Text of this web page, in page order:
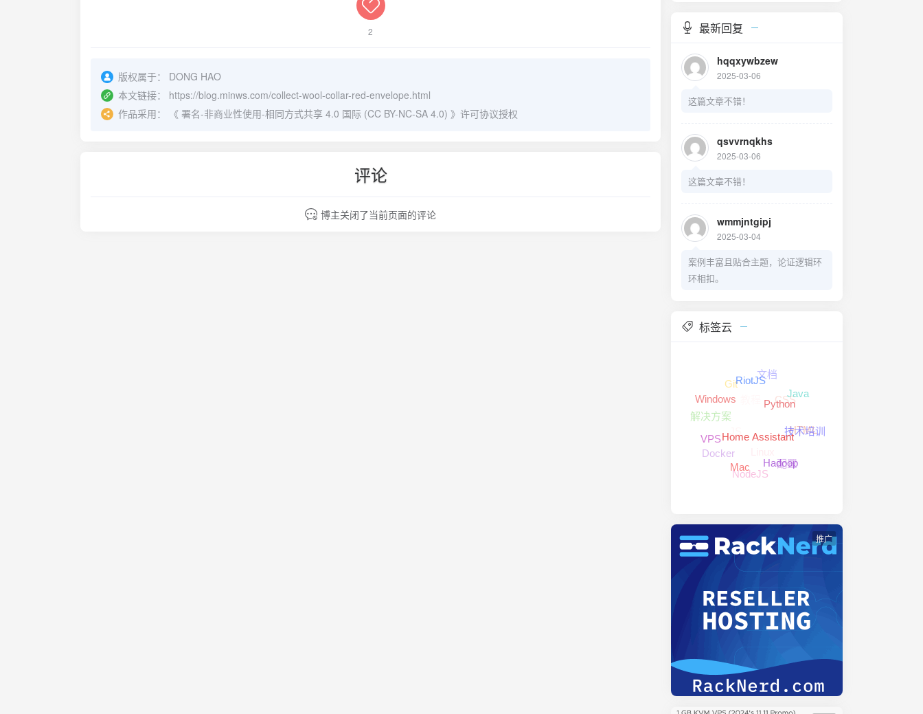
🔑 聚划算百亿补贴页面 复制口令
2
版权属于：
DONG HAO
本文链接：
https://blog.minws.com/collect-wool-collar-red-envelope.html
作品采用：
《 署名-非商业性使用-相同方式共享 4.0 国际 (CC BY-NC-SA 4.0) 》许可协议授权
评论
博主关闭了当前页面的评论
最新回复
hqqxywbzew
2025-03-06
这篇文章不错！
qsvvrnqkhs
2025-03-06
这篇文章不错！
wmmjntgipj
2025-03-04
案例丰富且贴合主题，论证逻辑环
环相扣。
标签云
Linux
JS
教程 CSS
HTML
配置
NodeJS
Docker
解决方案
Git
文档
Java
技术培训
Hadoop
Mac
VPS
Windows
RiotJS
Home Assistant
推广